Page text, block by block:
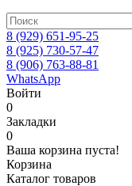
8 (929) 651-95-25
8 (925) 730-57-47
8 (906) 763-88-81
WhatsApp
Войти
0
Закладки
0
Ваша корзина пуста!
Корзина
Каталог товаров